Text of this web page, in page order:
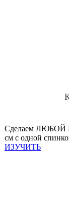
Сделаем ЛЮБОЙ
см с одной
ИЗУЧИТЬ